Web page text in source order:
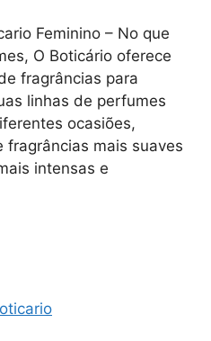
Feminino – No que
O Boticário oferece
fragrâncias para
linhas de perfumes
ocasiões,
mais suaves
intensas e